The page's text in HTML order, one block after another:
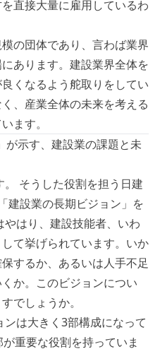
直接大量に雇用しているわ
の団体であり、言わば業界
あります。建設業界全体を
くなるよう舵取りをしてい
、産業全体の未来を考える
ます。
が示す、建設業の課題と未
そうした役割を担う日建
建設業の長期ビジョン」を
はり、建設技能者、いわ
て挙げられています。いか
するか、あるいは人手不足
か。このビジョンについ
でしょうか。
は大きく3部構成になって
重要な役割を持っていま